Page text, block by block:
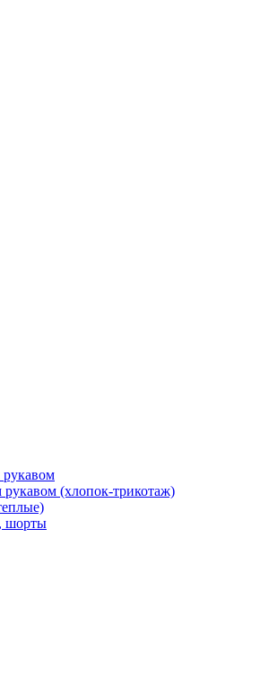
(хлопок-трикотаж)
шорты